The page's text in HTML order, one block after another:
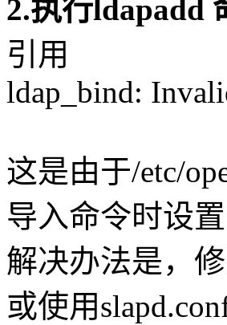
2.执行ldapadd
引用
ldap_bind:
这是由于/etc/
导入命令时设
解决办法是，
或使用